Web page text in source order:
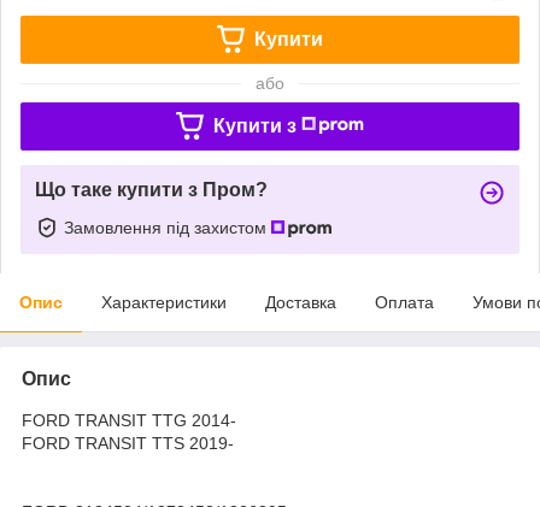
Купити
або
Купити з
Що таке купити з Пром?
Замовлення під захистом
Опис Характеристики Доставка Оплата Умови
Опис
FORD TRANSIT TTG 2014-
FORD TRANSIT TTS 2019-